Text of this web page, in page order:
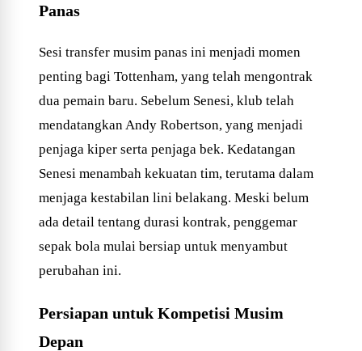
Panas
Sesi transfer musim panas ini menjadi momen
penting bagi Tottenham, yang telah mengontrak
dua pemain baru. Sebelum Senesi, klub telah
mendatangkan Andy Robertson, yang menjadi
penjaga kiper serta penjaga bek. Kedatangan
Senesi menambah kekuatan tim, terutama dalam
menjaga kestabilan lini belakang. Meski belum
ada detail tentang durasi kontrak, penggemar
sepak bola mulai bersiap untuk menyambut
perubahan ini.
Persiapan untuk Kompetisi Musim
Depan